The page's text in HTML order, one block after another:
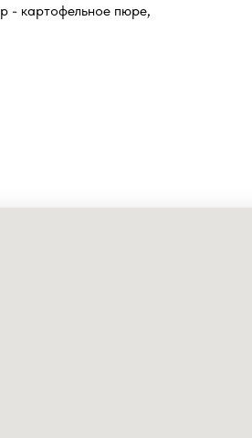
- картофельное пюре,